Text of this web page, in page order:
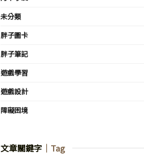
未分類
胖子圖卡
胖子筆記
遊戲學習
遊戲設計
障礙困境
文章關鍵字 ｜Tag